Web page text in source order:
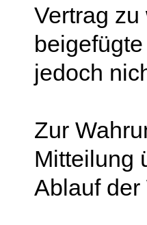
Vertrag
jedoch
Zur
Mitteilung
Ablauf der